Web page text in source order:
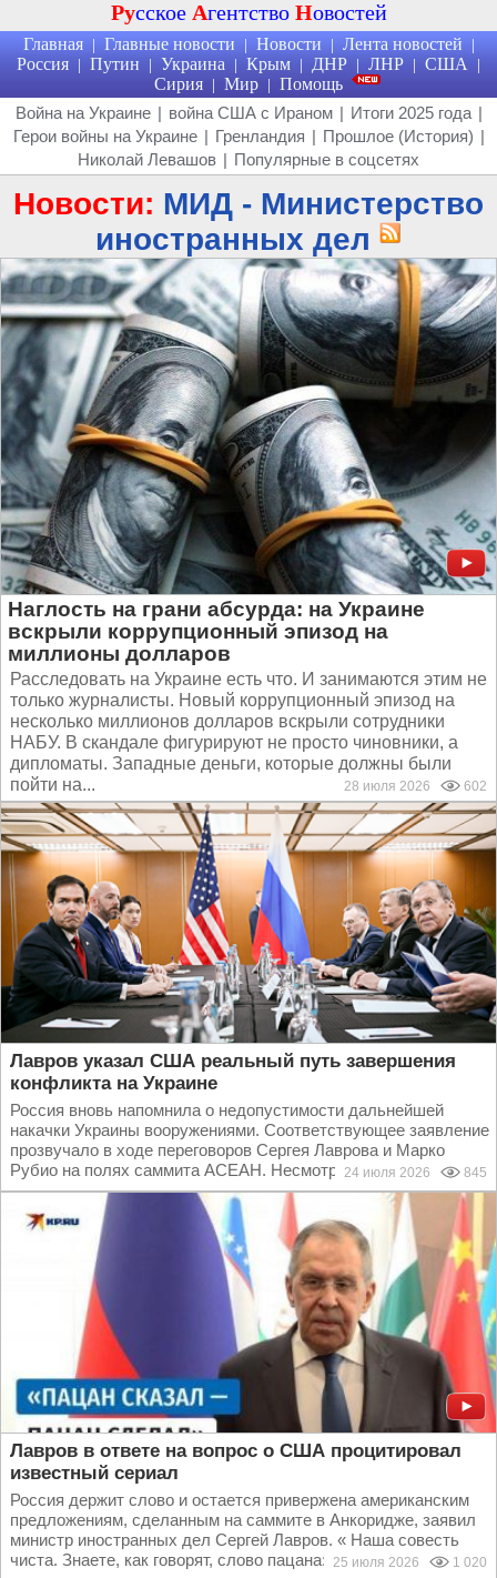
Русское Агентство Новостей
Главная | Главные новости | Новости | Лента новостей |
Россия | Путин | Украина | Крым | ДНР | ЛНР | США |
Сирия | Мир | Помощь
Война на Украине | война США с Ираном | Итоги 2025 года |
Герои войны на Украине | Гренландия | Прошлое (История) |
Николай Левашов | Популярные в соцсетях
Новости: МИД - Министерство
иностранных дел
Наглость на грани абсурда: на Украине
вскрыли коррупционный эпизод на
миллионы долларов
Расследовать на Украине есть что. И занимаются этим не
только журналисты. Новый коррупционный эпизод на
несколько миллионов долларов вскрыли сотрудники
НАБУ. В скандале фигурируют не просто чиновники, а
дипломаты. Западные деньги, которые должны были
пойти на...
28 июля 2026 602
Лавров указал США реальный путь завершения
конфликта на Украине
Россия вновь напомнила о недопустимости дальнейшей
накачки Украины вооружениями. Соответствующее заявление
прозвучало в ходе переговоров Сергея Лаврова и Марко
Рубио на полях саммита АСЕАН. Несмотря на то что...
24 июля 2026 845
Лавров в ответе на вопрос о США процитировал
известный сериал
Россия держит слово и остается привержена американским
предложениям, сделанным на саммите в Анкоридже, заявил
министр иностранных дел Сергей Лавров. « Наша совесть
чиста. Знаете, как говорят, слово пацана:...25 июля 2026 1 020